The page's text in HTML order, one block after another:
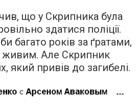
що у Скрипника була
здатися поліції.
багато років за ґратами,
живим. Але Скрипник
який привів до загибелі.